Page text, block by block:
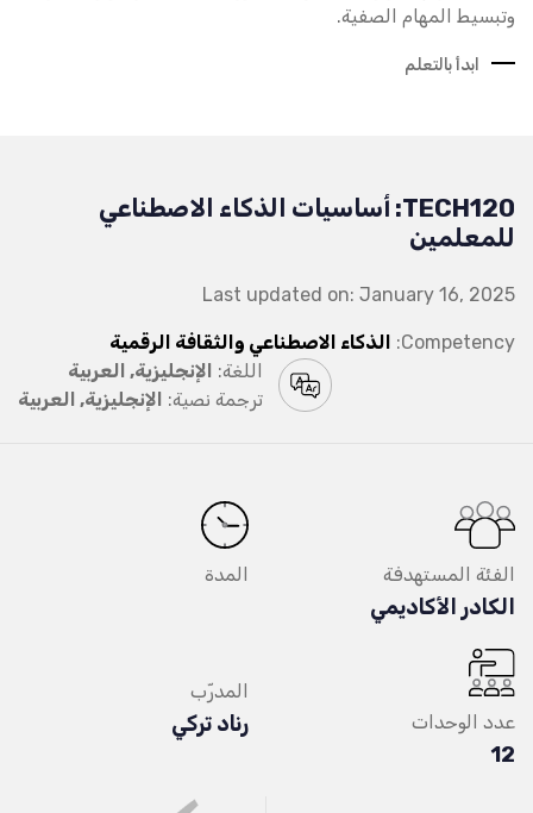
وتبسيط المهام الصفية.
ابدأ بالتعلم
TECH120: أساسيات الذكاء الاصطناعي
للمعلمين
Last updated on: January 16, 2025
Competency: الذكاء الاصطناعي والثقافة الرقمية
اللغة: الإنجليزية, العربية
ترجمة نصية: الإنجليزية, العربية
الفئة المستهدفة
الكادر الأكاديمي
المدة
عدد الوحدات
12
المدرّب
رناد تركي